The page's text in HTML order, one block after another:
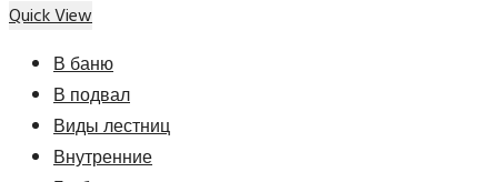
Quick View
В баню
В подвал
Виды лестниц
Внутренние